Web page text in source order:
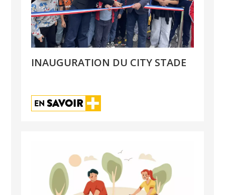
INAUGURATION DU CITY STADE
EN SAVOIR